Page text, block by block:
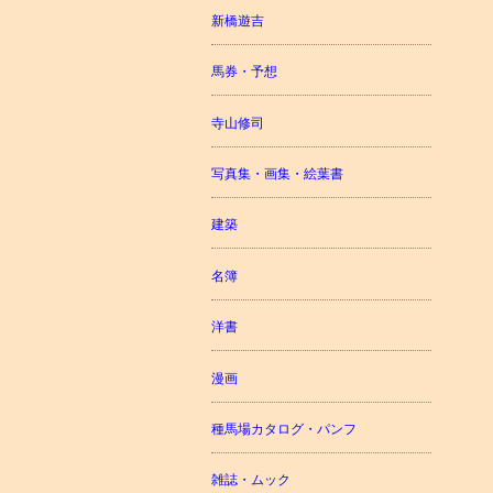
新橋遊吉
馬券・予想
寺山修司
写真集・画集・絵葉書
建築
名簿
洋書
漫画
種馬場カタログ・パンフ
雑誌・ムック